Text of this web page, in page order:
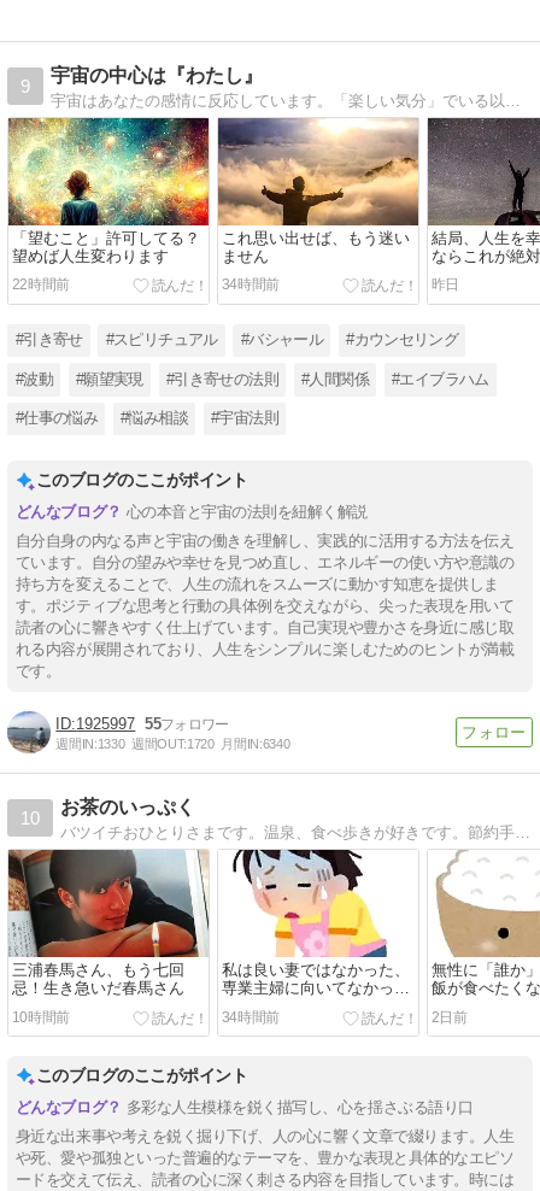
9
宇宙の中心は『わたし』
「望むこと」許可してる？
望めば人生変わります
22時間前
これ思い出せば、もう迷い
ません
34時間前
結局、人生を
ならこれが絶
昨日
#引き寄せ #スピリチュアル #バシャール #カウンセリング
#波動 #願望実現 #引き寄せの法則 #人間関係 #エイブラハム
#仕事の悩み #悩み相談 #宇宙法則
このブログのここがポイント
心の本音と宇宙の法則を紐解く解説
自分自身の内なる声と宇宙の働きを理解し、実践的に活用する方法を伝え
ています。自分の望みや幸せを見つめ直し、エネルギーの使い方や意識の
持ち方を変えることで、人生の流れをスムーズに動かす知恵を提供しま
す。ポジティブな思考と行動の具体例を交えながら、尖った表現を用いて
読者の心に響きやすく仕上げています。自己実現や豊かさを身近に感じ取
れる内容が展開されており、人生をシンプルに楽しむためのヒントが満載
です。
1925997 55
週間IN:1330 週間OUT:1720 月間IN:6340
10
お茶のいっぷく
バツイチおひとりさまです。温泉、食べ歩きが好きです。節約手抜き料理などいろいろブログです
三浦春馬さん、もう七回
忌！生き急いだ春馬さん
10時間前
私は良い妻ではなかった、
専業主婦に向いてなかった
理由
34時間前
無性に「誰か
飯が食べたく
お供
2日前
このブログのここがポイント
多彩な人生模様を鋭く描写し、心を揺さぶる語り口
身近な出来事や考えを鋭く掘り下げ、人の心に響く文章で綴ります。人生
や死、愛や孤独といった普遍的なテーマを、豊かな表現と具体的なエピソ
ードを交えて伝え、読者の心に深く刺さる内容を目指しています。時には